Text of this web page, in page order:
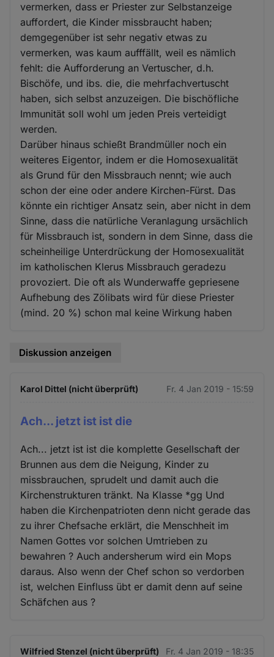
vermerken, dass er Priester zur Selbstanzeige
auffordert, die Kinder missbraucht haben;
demgegenüber ist sehr negativ etwas zu
vermerken, was kaum aufffällt, weil es nämlich
fehlt: die Aufforderung an Vertuscher, d.h.
Bischöfe, und ibs. die, die mehrfachvertuscht
haben, sich selbst anzuzeigen. Die bischöfliche
Immunität soll wohl um jeden Preis verteidigt
werden.
Darüber hinaus schießt Brandmüller noch ein
weiteres Eigentor, indem er die Homosexualität
als Grund für den Missbrauch nennt; wie auch
schon der eine oder andere Kirchen-Fürst. Das
könnte ein richtiger Ansatz sein, aber nicht in dem
Sinne, dass die natürliche Veranlagung ursächlich
für Missbrauch ist, sondern in dem Sinne, dass die
scheinheilige Unterdrückung der Homosexualität
im katholischen Klerus Missbrauch geradezu
provoziert. Die oft als Wunderwaffe gepriesene
Aufhebung des Zölibats wird für diese Priester
(mind. 20 %) schon mal keine Wirkung haben
Diskussion anzeigen
Karol Dittel (nicht überprüft) Fr. 4 Jan 2019 - 15:59
Ach... jetzt ist ist die
Ach... jetzt ist ist die komplette Gesellschaft der
Brunnen aus dem die Neigung, Kinder zu
missbrauchen, sprudelt und damit auch die
Kirchenstrukturen tränkt. Na Klasse *gg Und
haben die Kirchenpatrioten denn nicht gerade das
zu ihrer Chefsache erklärt, die Menschheit im
Namen Gottes vor solchen Umtrieben zu
bewahren ? Auch andersherum wird ein Mops
daraus. Also wenn der Chef schon so verdorben
ist, welchen Einfluss übt er damit denn auf seine
Schäfchen aus ?
Wilfried Stenzel (nicht überprüft) Fr. 4 Jan 2019 - 18:35